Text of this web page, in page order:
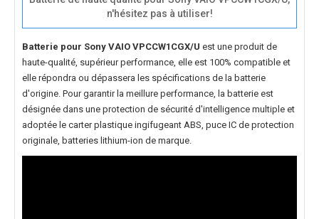
n'hésitez pas à utiliser!
Batterie pour Sony VAIO VPCCW1CGX/U est une produit de
haute-qualité, supérieur performance, elle est 100% compatible et
elle répondra ou dépassera les spécifications de la batterie
d'origine. Pour garantir la meillure performance, la batterie est
désignée dans une protection de sécurité d'intelligence multiple et
adoptée le carter plastique ingifugeant ABS, puce IC de protection
originale, batteries lithium-ion de marque.